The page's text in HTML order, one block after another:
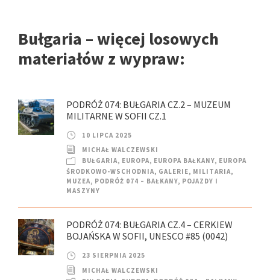
Bułgaria – więcej losowych
materiałów z wypraw:
PODRÓŻ 074: BUŁGARIA CZ.2 – MUZEUM
MILITARNE W SOFII CZ.1
10 LIPCA 2025
MICHAŁ WALCZEWSKI
BUŁGARIA, EUROPA, EUROPA BAŁKANY, EUROPA
ŚRODKOWO-WSCHODNIA, GALERIE, MILITARIA,
MUZEA, PODRÓŻ 074 – BAŁKANY, POJAZDY I
MASZYNY
PODRÓŻ 074: BUŁGARIA CZ.4 – CERKIEW
BOJAŃSKA W SOFII, UNESCO #85 (0042)
23 SIERPNIA 2025
MICHAŁ WALCZEWSKI